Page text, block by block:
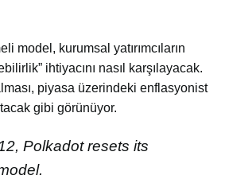
model, kurumsal yatırımcıların
ihtiyacını nasıl karşılayacak.
piyasa üzerindeki enflasyonist
gibi görünüyor.
Polkadot resets its